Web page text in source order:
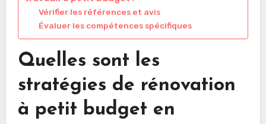
Vérifier les références et avis
Évaluer les compétences spécifiques
Quelles sont les
stratégies de rénovation
à petit budget en